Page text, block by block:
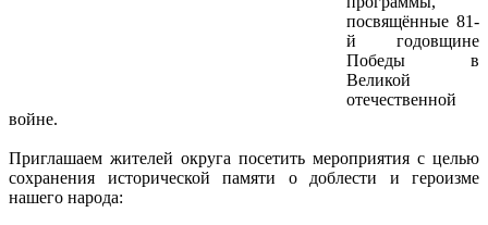
посвящённые 81-
й годовщине
Победы в
Великой
отечественной
войне.
Приглашаем жителей округа посетить мероприятия с целью
сохранения исторической памяти о доблести и героизме
нашего народа: